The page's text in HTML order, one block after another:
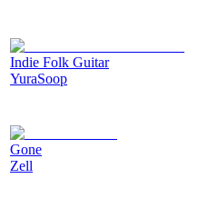
Indie Folk Guitar
YuraSoop
Gone
Zell